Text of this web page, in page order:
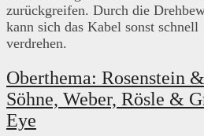
zurückgreifen. Durch die
kann sich das Kabel sonst schnell
verdrehen.
Oberthema: Rosenstein &
Söhne, Weber, Rösle &
Eye